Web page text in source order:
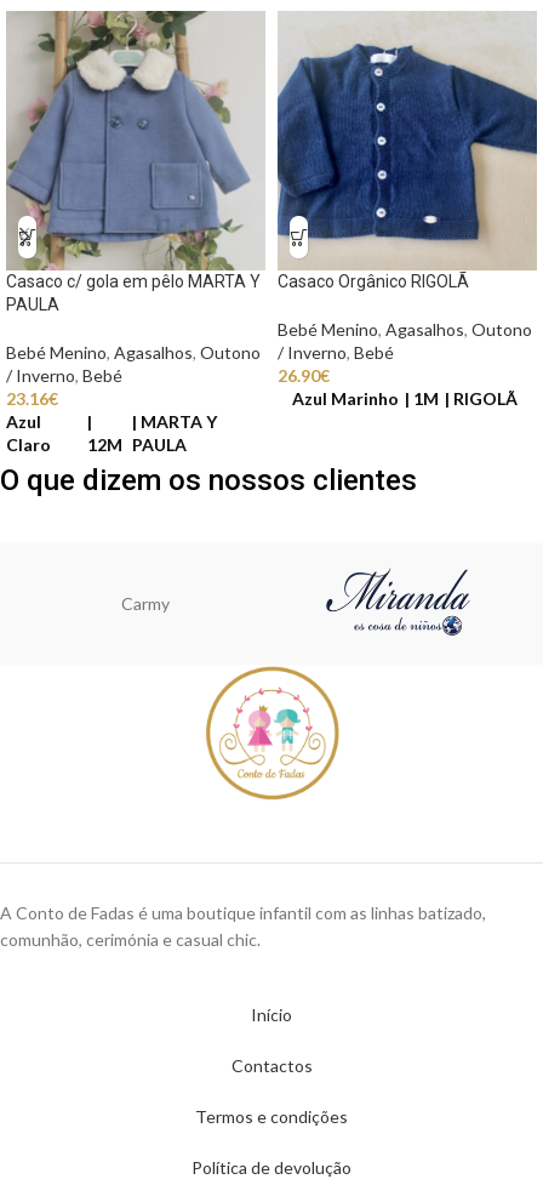
Casaco c/ gola em pêlo MARTA Y
PAULA
Bebé Menino, Agasalhos, Outono
/ Inverno, Bebé
23.16€
Azul
Claro
12M
MARTA Y
PAULA
Casaco Orgânico RIGOLÃ
Bebé Menino, Agasalhos, Outono
/ Inverno, Bebé
26.90€
Azul Marinho
1M RIGOLÃ
O que dizem os nossos clientes
Carmy
A Conto de Fadas é uma boutique infantil com as linhas batizado,
comunhão, cerimónia e casual chic.
Início
Contactos
Termos e condições
Política de devolução